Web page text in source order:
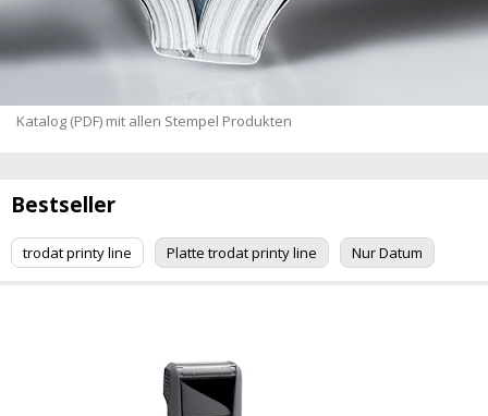
Katalog (PDF) mit allen Stempel Produkten
Bestseller
trodat printy line Platte trodat printy line Nur Datum